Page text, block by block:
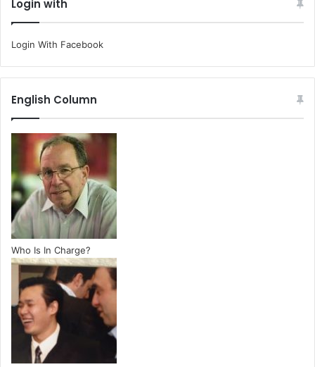
Login with
Login With Facebook
English Column
Who Is In Charge?